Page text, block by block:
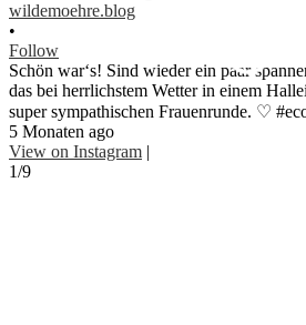
wildemoehre.blog
•
Follow
Schön war‘s! Sind wieder ein paar
das bei herrlichstem Wetter in einem
super sympathischen Frauenrunde. ♡
5 Monaten ago
View on Instagram |
1/9